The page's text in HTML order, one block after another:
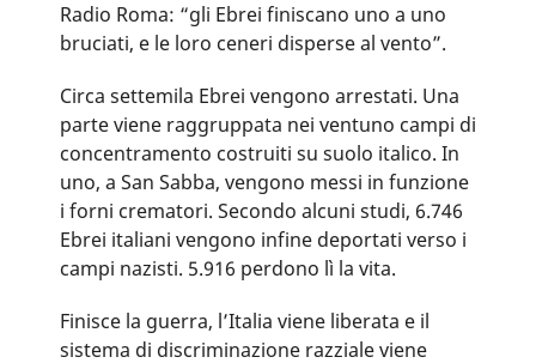
Radio Roma: “gli Ebrei finiscano uno a uno
bruciati, e le loro ceneri disperse al vento”.
Circa settemila Ebrei vengono arrestati. Una
parte viene raggruppata nei ventuno campi di
concentramento costruiti su suolo italico. In
uno, a San Sabba, vengono messi in funzione
i forni crematori. Secondo alcuni studi, 6.746
Ebrei italiani vengono infine deportati verso i
campi nazisti. 5.916 perdono lì la vita.
Finisce la guerra, l’Italia viene liberata e il
sistema di discriminazione razziale viene